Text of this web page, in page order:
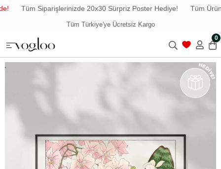
Tüm Siparişlerinizde 20x30 Sürpriz Poster Hediye! Tüm
Tüm Türkiye'ye Ücretsiz Kargo
0